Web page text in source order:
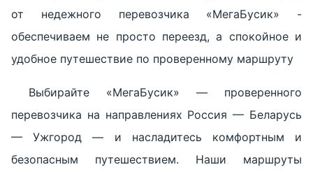
от недежного перевозчика «МегаБусик» -
обеспечиваем не просто переезд, а спокойное и
удобное путешествие по проверенному маршруту
Выбирайте «МегаБусик» — проверенного
перевозчика на направлениях Россия — Беларусь
— Ужгород — и насладитесь комфортным и
безопасным путешествием. Наши маршруты